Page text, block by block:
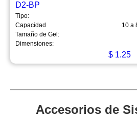
D2-BP
Tipo:
Capacidad
10 a
Tamaño de Gel:
Dimensiones:
$ 1.25
Accesorios de